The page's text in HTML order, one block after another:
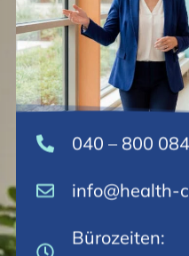
040 – 800
info@health-
Bürozeiten: